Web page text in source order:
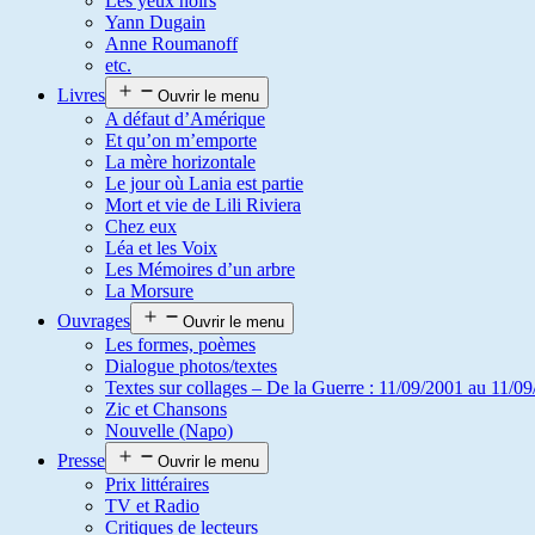
Yann Dugain
Anne Roumanoff
etc.
Livres
Ouvrir le menu
A défaut d’Amérique
Et qu’on m’emporte
La mère horizontale
Le jour où Lania est partie
Mort et vie de Lili Riviera
Chez eux
Léa et les Voix
Les Mémoires d’un arbre
La Morsure
Ouvrages
Ouvrir le menu
Les formes, poèmes
Dialogue photos/textes
Textes sur collages – De la Guerre : 11/09/2001 au 11/
Zic et Chansons
Nouvelle (Napo)
Presse
Ouvrir le menu
Prix littéraires
TV et Radio
Critiques de lecteurs